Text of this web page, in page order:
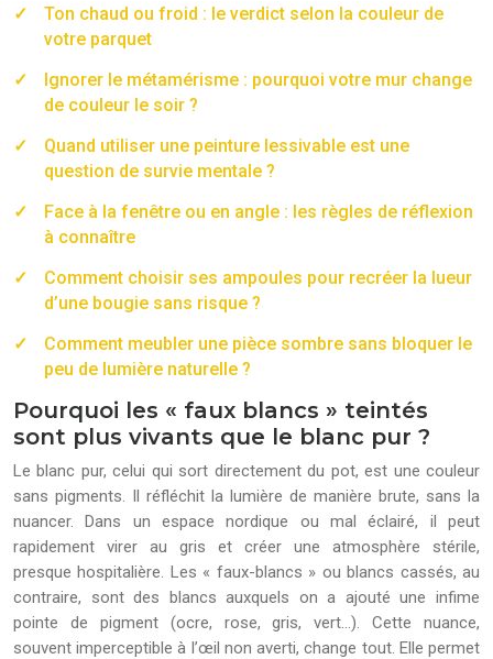
Ton chaud ou froid : le verdict selon la couleur de
votre parquet
Ignorer le métamérisme : pourquoi votre mur change
de couleur le soir ?
Quand utiliser une peinture lessivable est une
question de survie mentale ?
Face à la fenêtre ou en angle : les règles de réflexion
à connaître
Comment choisir ses ampoules pour recréer la lueur
d’une bougie sans risque ?
Comment meubler une pièce sombre sans bloquer le
peu de lumière naturelle ?
Pourquoi les « faux blancs » teintés
sont plus vivants que le blanc pur ?
Le blanc pur, celui qui sort directement du pot, est une couleur
sans pigments. Il réfléchit la lumière de manière brute, sans la
nuancer. Dans un espace nordique ou mal éclairé, il peut
rapidement virer au gris et créer une atmosphère stérile,
presque hospitalière. Les « faux-blancs » ou blancs cassés, au
contraire, sont des blancs auxquels on a ajouté une infime
pointe de pigment (ocre, rose, gris, vert…). Cette nuance,
souvent imperceptible à l’œil non averti, change tout. Elle permet